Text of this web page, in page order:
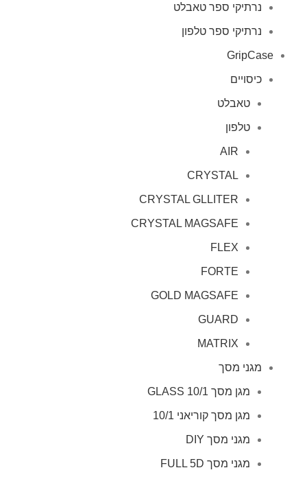
נרתיקי ספר טאבלט
נרתיקי ספר טלפון
GripCase
כיסויים
טאבלט
טלפון
AIR
CRYSTAL
CRYSTAL GLLITER
CRYSTAL MAGSAFE
FLEX
FORTE
GOLD MAGSAFE
GUARD
MATRIX
מגני מסך
מגן מסך GLASS 10/1
מגן מסך קוריאני 10/1
מגני מסך DIY
מגני מסך FULL 5D